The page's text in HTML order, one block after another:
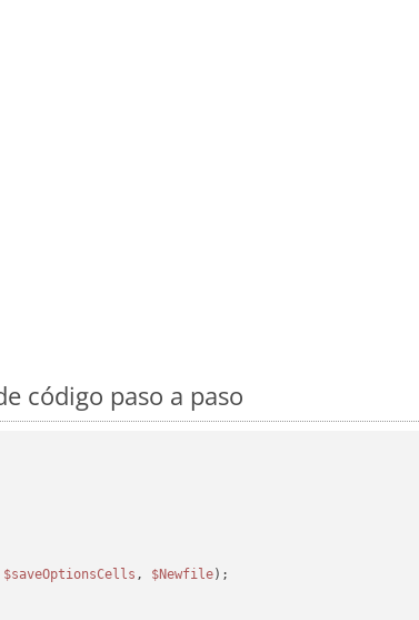
código paso a paso
$saveOptionsCells , $Newfile);